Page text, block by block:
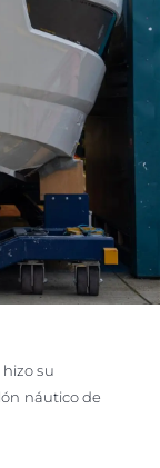
su
náutico de